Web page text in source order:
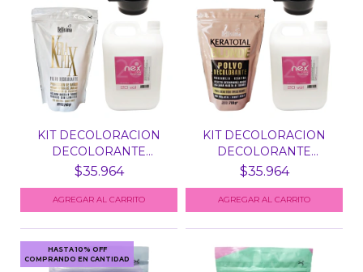
KIT DECOLORACION
DECOLORANTE
KERAPLEX BE...
$35.964
AGREGAR AL CARRITO
KIT DECOLORACION
DECOLORANTE
BLONDE BELL...
$35.964
AGREGAR AL CARRITO
HASTA 10% OFF
COMPRANDO EN CANTIDAD